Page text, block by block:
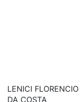
LENICI FLORENCIO
DA COSTA